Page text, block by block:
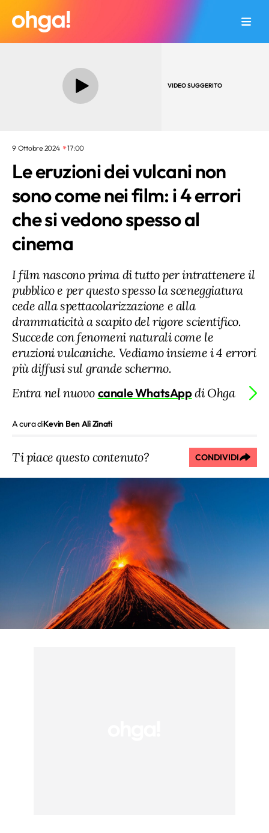
VIDEO SUGGERITO
9 Ottobre 2024 17:00
Le eruzioni dei vulcani non
sono come nei film: i 4 errori
che si vedono spesso al
cinema
I film nascono prima di tutto per intrattenere il
pubblico e per questo spesso la sceneggiatura
cede alla spettacolarizzazione e alla
drammaticità a scapito del rigore scientifico.
Succede con fenomeni naturali come le
eruzioni vulcaniche. Vediamo insieme i 4 errori
più diffusi sul grande schermo.
Entra nel nuovo canale WhatsAppdi Ohga
A cura diKevin Ben Alì Zinati
Ti piace questo contenuto? CONDIVIDI